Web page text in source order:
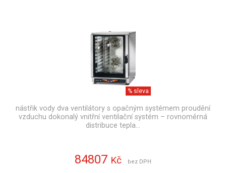
% sleva
nástřik vody dva ventilátory s opačným systémem proudění
vzduchu dokonalý vnitřní ventilační systém – rovnoměrná
distribuce tepla…
84807 Kč bez DPH